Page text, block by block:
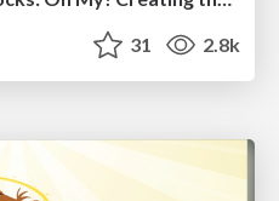
31 2.8k